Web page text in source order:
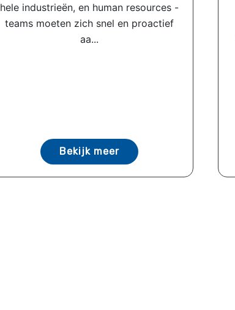
hele industrieën, en human resources -
teams moeten zich snel en proactief
aa...
Bekijk meer